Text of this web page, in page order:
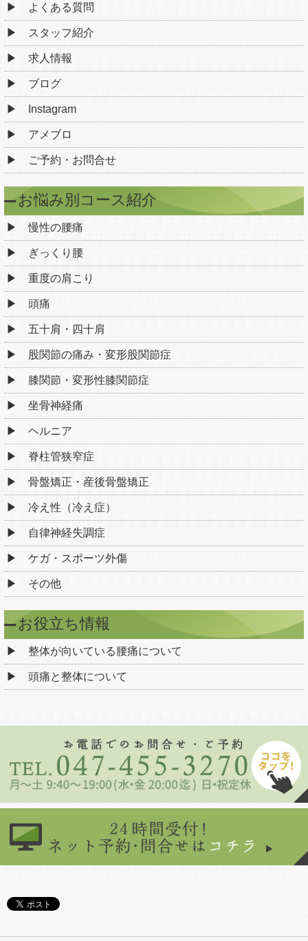
よくある質問
スタッフ紹介
求人情報
ブログ
Instagram
アメブロ
ご予約・お問合せ
お悩み別コース紹介
慢性の腰痛
ぎっくり腰
重度の肩こり
頭痛
五十肩・四十肩
股関節の痛み・変形股関節症
膝関節・変形性膝関節症
坐骨神経痛
ヘルニア
脊柱管狭窄症
骨盤矯正・産後骨盤矯正
冷え性（冷え症）
自律神経失調症
ケガ・スポーツ外傷
その他
お役立ち情報
整体が向いている腰痛について
頭痛と整体について